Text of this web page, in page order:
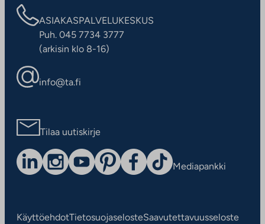
ASIAKASPALVELUKESKUS
Puh. 045 7734 3777
(arkisin klo 8-16)
info@ta.fi
Tilaa uutiskirje
Mediapankki
KäyttöehdotTietosuojaselosteSaavutettavuusseloste